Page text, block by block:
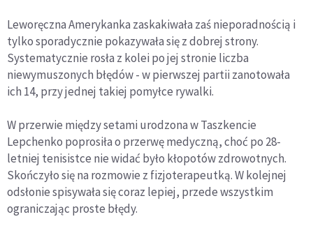
Leworęczna Amerykanka zaskakiwała zaś nieporadnością i
tylko sporadycznie pokazywała się z dobrej strony.
Systematycznie rosła z kolei po jej stronie liczba
niewymuszonych błędów - w pierwszej partii zanotowała
ich 14, przy jednej takiej pomyłce rywalki.
W przerwie między setami urodzona w Taszkencie
Lepchenko poprosiła o przerwę medyczną, choć po 28-
letniej tenisistce nie widać było kłopotów zdrowotnych.
Skończyło się na rozmowie z fizjoterapeutką. W kolejnej
odsłonie spisywała się coraz lepiej, przede wszystkim
ograniczając proste błędy.